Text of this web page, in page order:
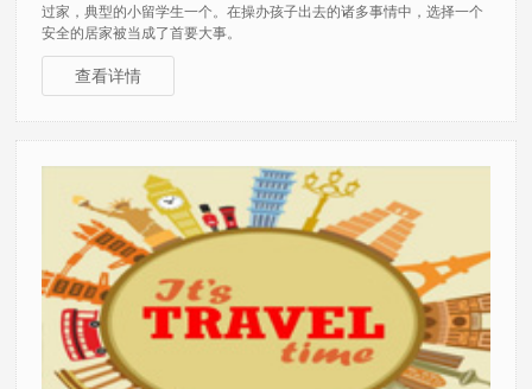
过家，典型的小留学生一个。在操办孩子出去的诸多事情中，选择一个
安全的居家被当成了首要大事。
查看详情